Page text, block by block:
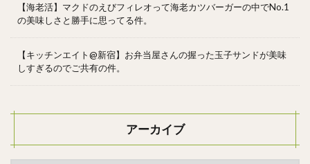
【海老活】マクドのえびフィレオって海老カツバーガーの中でNo.1
の美味しさと勝手に思ってる件。
【キッチンエイト@新宿】お弁当屋さんの握った玉子サンドが美味
しすぎるのでご共有の件。
アーカイブ